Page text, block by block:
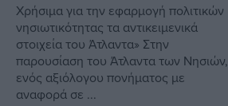
Χρήσιμα για την εφαρμογή πολιτικών
νησιωτικότητας τα αντικειμενικά
στοιχεία του Άτλαντα» Στην
παρουσίαση του Άτλαντα των Νησιών,
ενός αξιόλογου πονήματος με
αναφορά σε ...